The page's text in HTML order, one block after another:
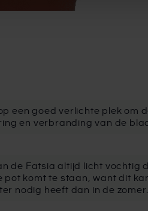
een goed verlichte plek om
en verbranding van de
de Fatsia altijd licht vochtig
pot komt te staan, want dit
nodig heeft dan in de zomer.